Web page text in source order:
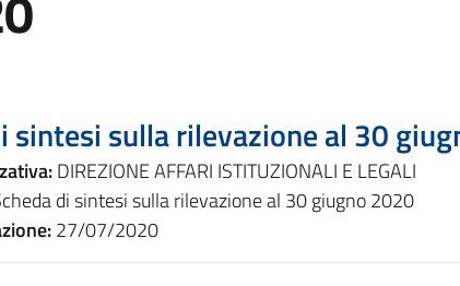
sintesi sulla rilevazione al 30
DIREZIONE AFFARI ISTITUZIONALI E LEGALI
di sintesi sulla rilevazione al 30 giugno 2020
27/07/2020